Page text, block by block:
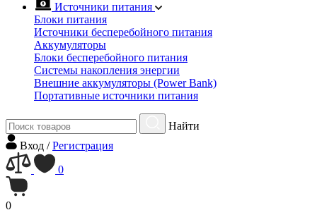
Источники питания
Блоки питания
Источники бесперебойного питания
Аккумуляторы
Блоки бесперебойного питания
Системы накопления энергии
Внешние аккумуляторы (Power Bank)
Портативные источники питания
Найти
Вход /Регистрация
0
0